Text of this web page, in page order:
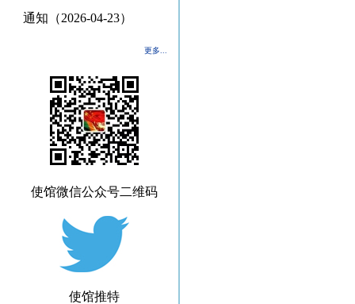
通知（2026-04-23）
更多...
使馆微信公众号二维码
使馆推特